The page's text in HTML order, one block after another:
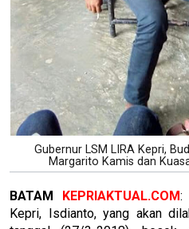
Gubernur LSM LIRA Kepri,
Margarito Kamis dan
BATAM KEPRIAKTUAL.COM:
Kepri, Isdianto, yang akan